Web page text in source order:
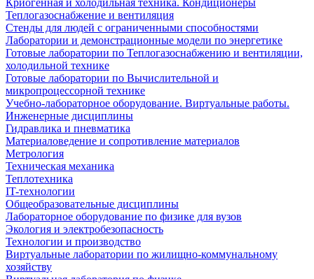
Криогенная и холодильная техника. Кондиционеры
Теплогазоснабжение и вентиляция
Стенды для людей с ограниченными способностями
Лаборатории и демонстрационные модели по энергетике
Готовые лаборатории по Теплогазоснабжению и вентиляции,
холодильной технике
Готовые лаборатории по Вычислительной и
микропроцессорной технике
Учебно-лабораторное оборудование. Виртуальные работы.
Инженерные дисциплины
Гидравлика и пневматика
Материаловедение и сопротивление материалов
Метрология
Техническая механика
Теплотехника
IT-технологии
Общеобразовательные дисциплины
Лабораторное оборудование по физике для вузов
Экология и электробезопасность
Технологии и производство
Виртуальные лаборатории по жилищно-коммунальному
хозяйству